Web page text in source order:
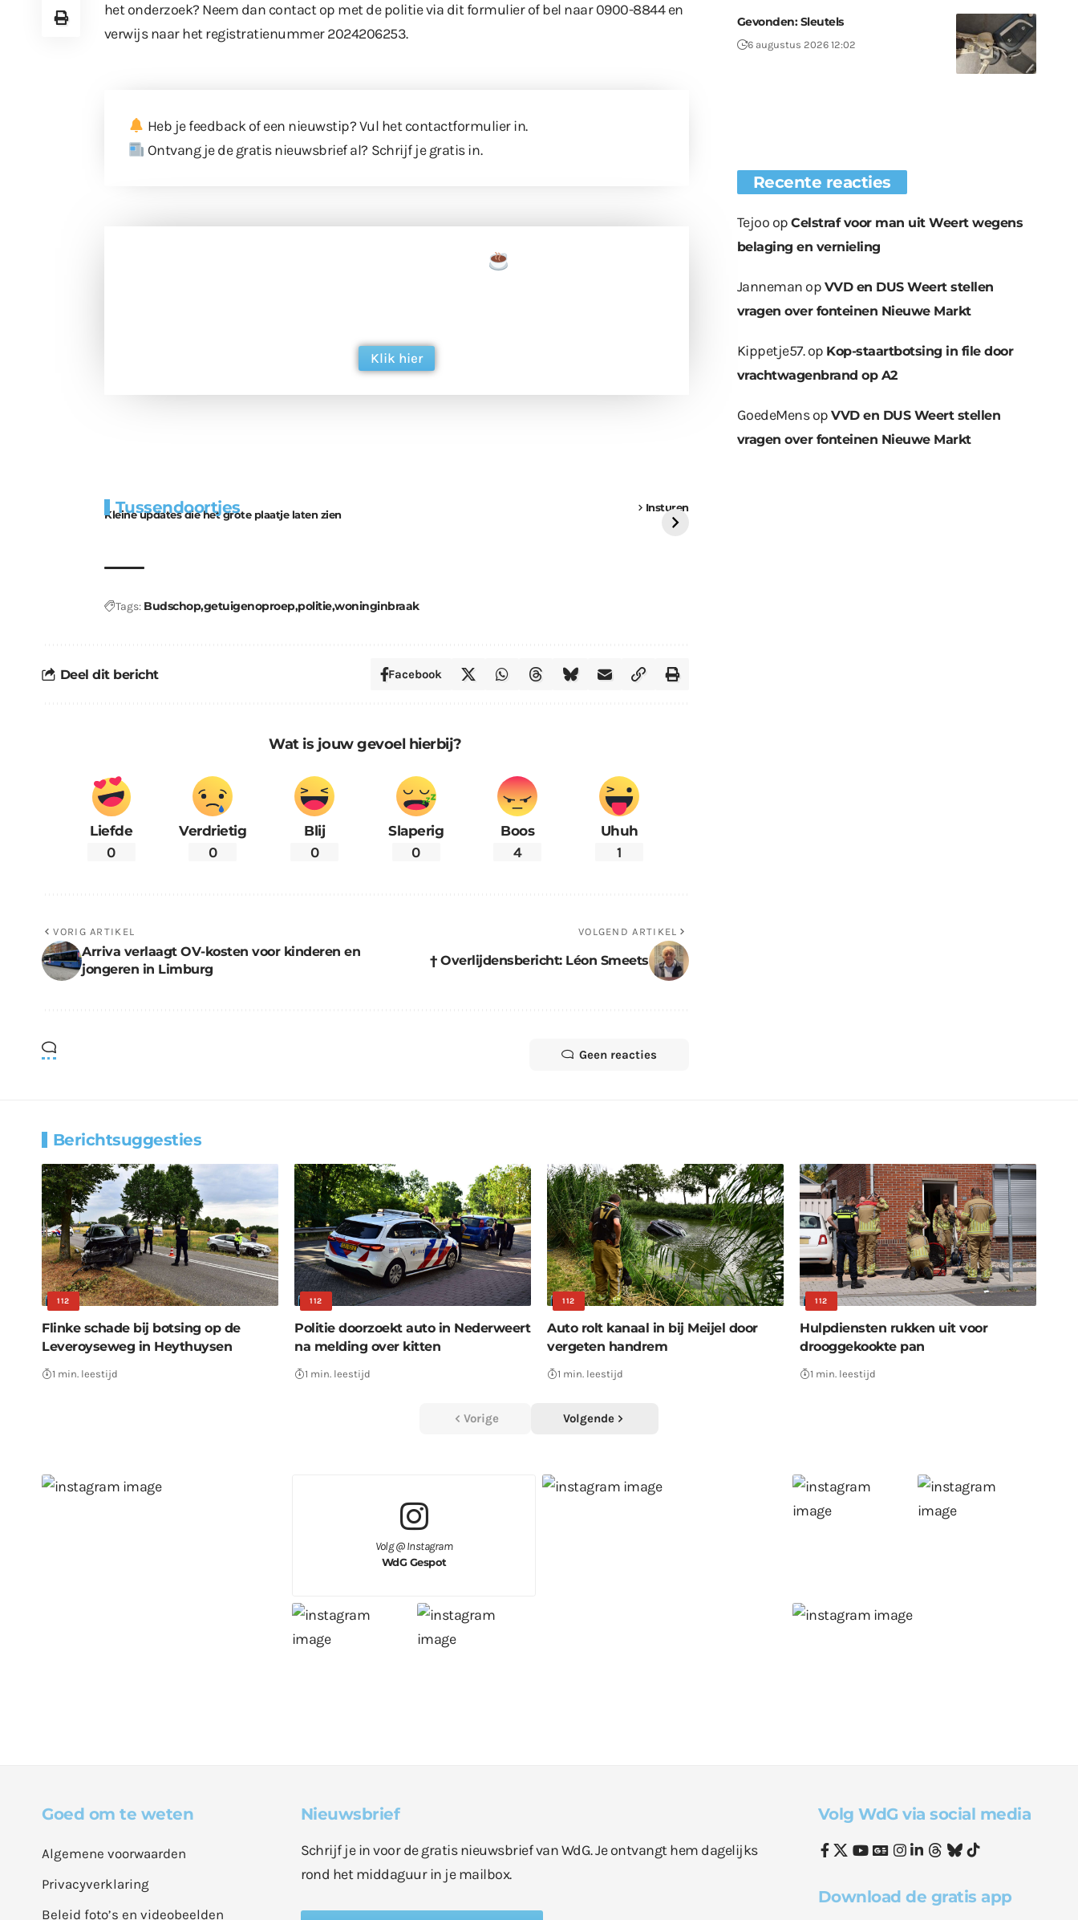
het onderzoek? Neem dan contact op met de politie via dit formulierof bel naar 0900-8844 en
verwijs naar het registratienummer 2024206253.
Heb je feedback of een nieuwstip? Vul het contactformulierin.
Ontvang je de gratis nieuwsbrief al? Schrijf je gratis in.
Klik hier
Tussendoortjes Insturen
Kleine updates die het grote plaatje laten zien
bouwmateriaal voor
kabouters
uitdaging
Tags: Budschopgetuigenoproeppolitiewoninginbraak
Deel dit bericht Facebook
Wat is jouw gevoel hierbij?
Liefde
0
Verdrietig
0
Blij
0
Slaperig
0
Boos
4
Uhuh
1
VORIG ARTIKEL
Arriva verlaagt OV-kosten voor kinderen en
jongeren in Limburg
VOLGEND ARTIKEL
† Overlijdensbericht: Léon Smeets
Geen reacties
Gevonden: Sleutels
6 augustus 2026 12:02
Recente reacties
Tejoo opCelstraf voor man uit Weert wegens
belaging en vernieling
Janneman op VVD en DUS Weert stellen
vragen over fonteinen Nieuwe Markt
Kippetje57.op Kop-staartbotsing in file door
vrachtwagenbrand op A2
GoedeMensopVVD en DUS Weert stellen
vragen over fonteinen Nieuwe Markt
Berichtsuggesties
112
Flinke schade bij botsing op de
Leveroyseweg in Heythuysen
1 min. leestijd
112
Politie doorzoekt auto in Nederweert
na melding over kitten
1 min. leestijd
112
Auto rolt kanaal in bij Meijel door
vergeten handrem
1 min. leestijd
112
Hulpdiensten rukken uit voor
drooggekookte pan
1 min. leestijd
Vorige Volgende
Volg @ Instagram
WdG Gespot
Goed om te weten
Algemene voorwaarden
Privacyverklaring
Beleid foto’s en videobeelden
Nieuwsbrief
Schrijf je in voor de gratis nieuwsbrief van WdG. Je ontvangt hem dagelijks
rond het middaguur in je mailbox.
Volg WdG via social media
Download de gratis app